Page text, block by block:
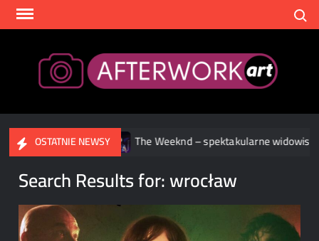
Skip
OSTATNIE NEWSY
The Weeknd – spektakularne widowisko podczas
Search Results for:wrocław